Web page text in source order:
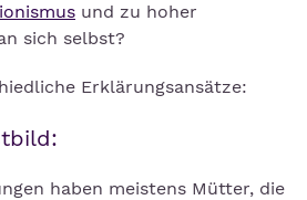
und zu hoher
sich selbst?
Erklärungsansätze:
haben meistens Mütter, die